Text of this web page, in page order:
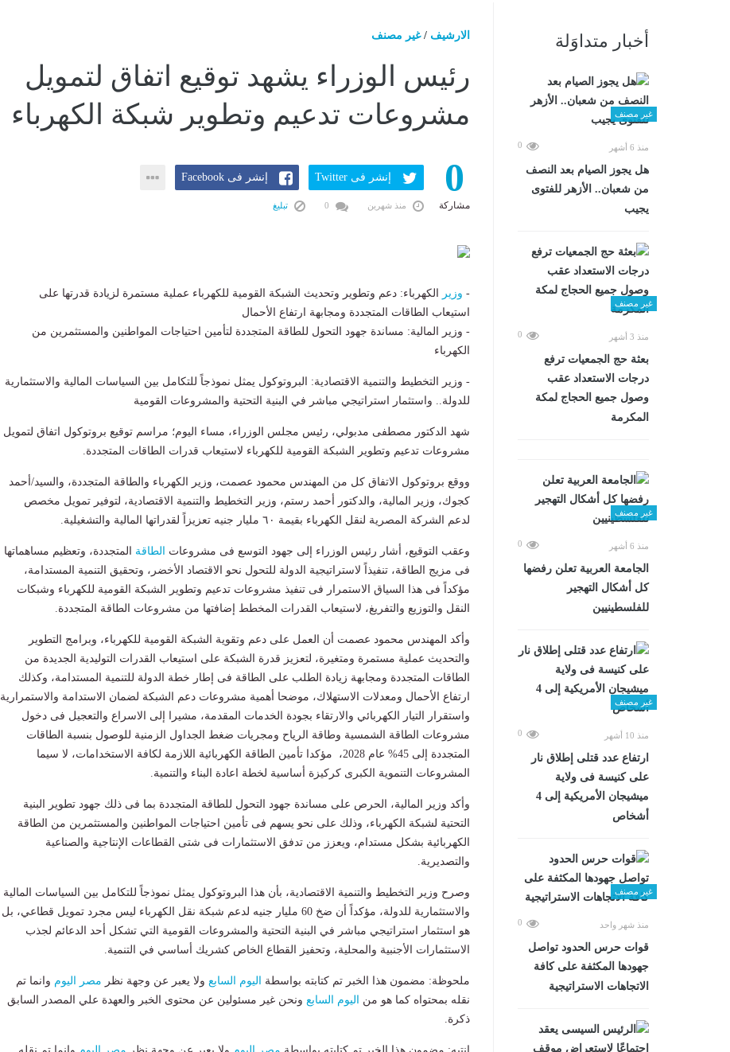
أخبار متداوَلة
غير مصنف
منذ 6 أشهر 0
هل يجوز الصيام بعد النصف
من شعبان.. الأزهر للفتوى
يجيب
غير مصنف
منذ 3 أشهر 0
بعثة حج الجمعيات ترفع
درجات الاستعداد عقب
وصول جميع الحجاج لمكة
المكرمة
غير مصنف
منذ 6 أشهر 0
الجامعة العربية تعلن رفضها
كل أشكال التهجير
للفلسطينيين
غير مصنف
منذ 10 أشهر 0
ارتفاع عدد قتلى إطلاق نار
على كنيسة فى ولاية
ميشيجان الأمريكية إلى 4
أشخاص
غير مصنف
منذ شهر واحد 0
قوات حرس الحدود تواصل
جهودها المكثفة على كافة
الاتجاهات الاستراتيجية
الارشيف /غير مصنف
رئيس الوزراء يشهد توقيع اتفاق لتمويل
مشروعات تدعيم وتطوير شبكة الكهرباء
0
مشاركة
إنشر فى Twitter إنشر فى Facebook
منذ شهرين تبليغ
- وزير
الكهرباء: دعم وتطوير وتحديث الشبكة القومية للكهرباء عملية مستمرة لزيادة قدرتها على
استيعاب الطاقات المتجددة ومجابهة ارتفاع الأحمال
- وزير المالية: مساندة جهود التحول للطاقة المتجددة لتأمين احتياجات المواطنين والمستثمرين من
الكهرباء
- وزير التخطيط والتنمية الاقتصادية: البروتوكول يمثل نموذجاً للتكامل بين السياسات المالية والاستثمارية
للدولة.. واستثمار استراتيجي مباشر في البنية التحتية والمشروعات القومية
شهد الدكتور مصطفى مدبولي، رئيس مجلس الوزراء، مساء اليوم؛ مراسم توقيع بروتوكول اتفاق لتمويل
مشروعات تدعيم وتطوير الشبكة القومية للكهرباء لاستيعاب قدرات الطاقات المتجددة.
ووقع بروتوكول الاتفاق كل من المهندس محمود عصمت، وزير الكهرباء والطاقة المتجددة، والسيد/أحمد
كجوك، وزير المالية، والدكتور أحمد رستم، وزير التخطيط والتنمية الاقتصادية، لتوفير تمويل مخصص
لدعم الشركة المصرية لنقل الكهرباء بقيمة ٦٠ مليار جنيه تعزيزاً لقدراتها المالية والتشغيلية.
وعقب التوقيع، أشار رئيس الوزراء إلى جهود التوسع فى مشروعات الطاقة المتجددة، وتعظيم مساهماتها
فى مزيج الطاقة، تنفيذاً لاستراتيجية الدولة للتحول نحو الاقتصاد الأخضر، وتحقيق التنمية المستدامة،
مؤكداً فى هذا السياق الاستمرار فى تنفيذ مشروعات تدعيم وتطوير الشبكة القومية للكهرباء وشبكات
النقل والتوزيع والتفريغ، لاستيعاب القدرات المخطط إضافتها من مشروعات الطاقة المتجددة.
وأكد المهندس محمود عصمت أن العمل على دعم وتقوية الشبكة القومية للكهرباء، وبرامج التطوير
والتحديث عملية مستمرة ومتغيرة، لتعزيز قدرة الشبكة على استيعاب القدرات التوليدية الجديدة من
الطاقات المتجددة ومجابهة زيادة الطلب على الطاقة فى إطار خطة الدولة للتنمية المستدامة، وكذلك
ارتفاع الأحمال ومعدلات الاستهلاك، موضحا أهمية مشروعات دعم الشبكة لضمان الاستدامة والاستمرارية
واستقرار التيار الكهربائي والارتقاء بجودة الخدمات المقدمة، مشيرا إلى الاسراع والتعجيل فى دخول
مشروعات الطاقة الشمسية وطاقة الرياح ومجريات ضغط الجداول الزمنية للوصول بنسبة الطاقات
المتجددة إلى 45% عام 2028، مؤكدا تأمين الطاقة الكهربائية اللازمة لكافة الاستخدامات، لا سيما
المشروعات التنموية الكبرى كركيزة أساسية لخطة اعادة البناء والتنمية.
وأكد وزير المالية، الحرص على مساندة جهود التحول للطاقة المتجددة بما فى ذلك جهود تطوير البنية
التحتية لشبكة الكهرباء، وذلك على نحو يسهم فى تأمين احتياجات المواطنين والمستثمرين من الطاقة
الكهربائية بشكل مستدام، ويعزز من تدفق الاستثمارات فى شتى القطاعات الإنتاجية والصناعية
والتصديرية.
وصرح وزير التخطيط والتنمية الاقتصادية، بأن هذا البروتوكول يمثل نموذجاً للتكامل بين السياسات المالية
والاستثمارية للدولة، مؤكداً أن ضخ 60 مليار جنيه لدعم شبكة نقل الكهرباء ليس مجرد تمويل قطاعي، بل
هو استثمار استراتيجي مباشر في البنية التحتية والمشروعات القومية التي تشكل أحد الدعائم لجذب
الاستثمارات الأجنبية والمحلية، وتحفيز القطاع الخاص كشريك أساسي في التنمية.
ملحوظة: مضمون هذا الخبر تم كتابته بواسطة اليوم السابع ولا يعبر عن وجهة نظر مصر اليوم وانما تم
نقله بمحتواه كما هو من
اليوم السابع ونحن غير مسئولين عن محتوى الخبر والعهدة علي المصدر السابق
ذكرة.